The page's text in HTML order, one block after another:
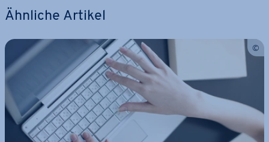
Ähnliche Artikel